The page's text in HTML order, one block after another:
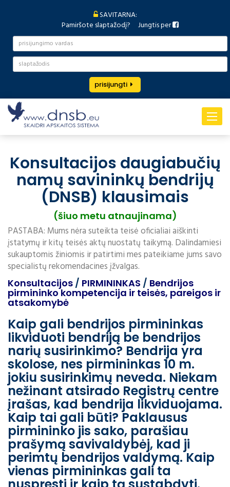
SAVITARNA:
Pamiršote slaptažodį?
Jungtis per
prisijungti
Toggle
Konsultacijos daugiabučių
namų savininkų bendrijų
(DNSB) klausimais
(šiuo metu atnaujinama)
PASTABA: Mums nėra suteikta teisė oficialiai aiškinti
įstatymų ir kitų teisės aktų nuostatų taikymą. Dalindamiesi
sukauptomis žiniomis ir patirtimi mes pateikiame jums savo
specialistų rekomendacines įžvalgas.
Konsultacijos / PIRMININKAS / Bendrijos
pirmininko kompetencija ir teisės, pareigos ir
atsakomybė
Kaip gali bendrijos pirmininkas
likviduoti bendriją be bendrijos
narių susirinkimo? Bendrija yra
skolose, nes pirmininkas 10 m.
jokiu susirinkimų neveda. Niekam
nežinant atsirado Registrų centre
įrašas, kad bendrija likviduojama.
Kaip tai gali būti? Paklausus
pirmininko jis sako, parašiau
prašymą savivaldybėj, kad ji
perimtų bendrijos valdymą. Kaip
vienas pirmininkas gali ta